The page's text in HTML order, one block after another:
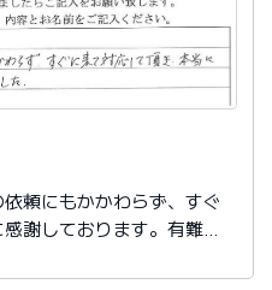
頼にもかかわらず、すぐ
謝しております。有難う